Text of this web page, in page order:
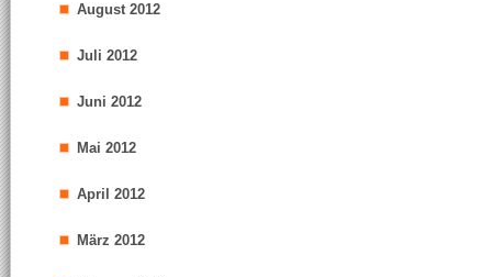
August 2012
Juli 2012
Juni 2012
Mai 2012
April 2012
März 2012